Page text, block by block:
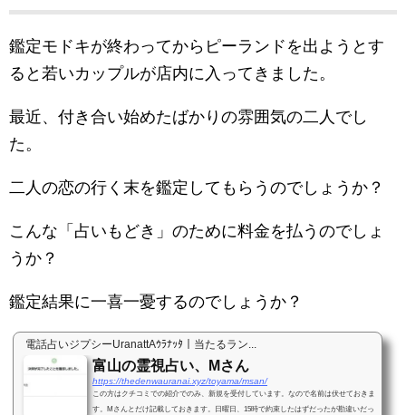
鑑定モドキが終わってからピーランドを出ようとす
ると若いカップルが店内に入ってきました。
最近、付き合い始めたばかりの雰囲気の二人でし
た。
二人の恋の行く末を鑑定してもらうのでしょうか？
こんな「占いもどき」のために料金を払うのでしょ
うか？
鑑定結果に一喜一憂するのでしょうか？
電話占いジプシーUranattAｳﾗﾅｯﾀ｜当たるラン...
富山の霊視占い、Mさん
https://thedenwauranai.xyz/toyama/msan/
この方はクチコミでの紹介でのみ、新規を受付しています。なので名前は伏せておきま
す。Mさんとだけ記載しておきます。日曜日、15時で約束したはずだったが勘違いだっ